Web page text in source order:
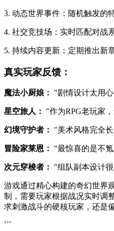
3. 动态世界事件：随机触发的
4. 社交竞技场：实时匹配对战
5. 持续内容更新：定期推出新
真实玩家反馈：
魔法小厨娘： "剧情设计太用
星空旅人： "作为RPG老玩家
幻境守护者： "美术风格完全
冒险家莱恩： "最惊喜的是不
次元穿梭者： "组队副本设计
游戏通过精心构建的奇幻世界
制，需要玩家根据战况实时调
求刺激战斗的硬核玩家，还是
```